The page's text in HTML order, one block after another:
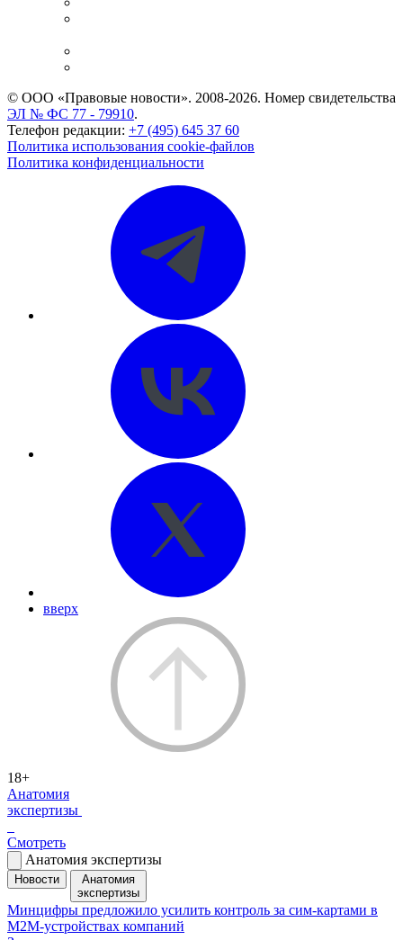
© ООО «Правовые новости». 2008-2026. Номер свидетельства
ЭЛ № ФС 77 - 79910.
Телефон редакции: +7 (495) 645 37 60
Политика использования cookie-файлов
Политика конфиденциальности
вверх
18+
Анатомия
экспертизы
Смотреть
Анатомия экспертизы
Новости
Анатомия
экспертизы
Минцифры предложило усилить контроль за сим-картами в
M2M-устройствах компаний